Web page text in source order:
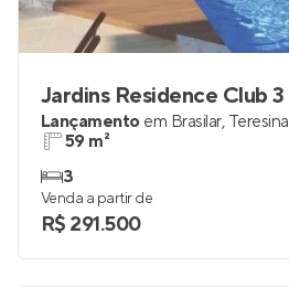
Jardins Residence Club 3
Lançamento em Brasilar, Teresina
59 m²
3
Venda a partir de
R$ 291.500